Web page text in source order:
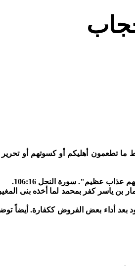
تطعمون أهليكم أو كسوتهم أو
عذاب عظيم". سورة النحل 106:16
.
ياسر كفر بمحمد لما أخذه بنى
بعد أداء بعض الفروض ككفارة. أيضاً